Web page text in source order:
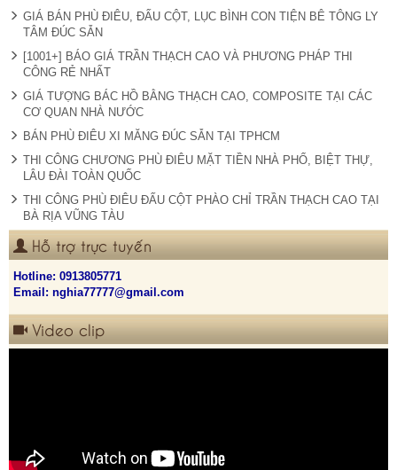
GIÁ BÁN PHÙ ĐIÊU, ĐẤU CỘT, LỤC BÌNH CON TIỆN BÊ TÔNG LY
TÂM ĐÚC SẴN
[1001+] BÁO GIÁ TRẦN THẠCH CAO VÀ PHƯƠNG PHÁP THI
CÔNG RẺ NHẤT
GIÁ TƯỢNG BÁC HỒ BẰNG THẠCH CAO, COMPOSITE TẠI CÁC
CƠ QUAN NHÀ NƯỚC
BÁN PHÙ ĐIÊU XI MĂNG ĐÚC SẴN TẠI TPHCM
THI CÔNG CHƯƠNG PHÙ ĐIÊU MẶT TIỀN NHÀ PHỐ, BIỆT THỰ,
LÂU ĐÀI TOÀN QUỐC
THI CÔNG PHÙ ĐIÊU ĐẤU CỘT PHÀO CHỈ TRẦN THẠCH CAO TẠI
BÀ RỊA VŨNG TÀU
Hỗ trợ trực tuyến
Hotline: 0913805771
Email: nghia77777@gmail.com
Video clip